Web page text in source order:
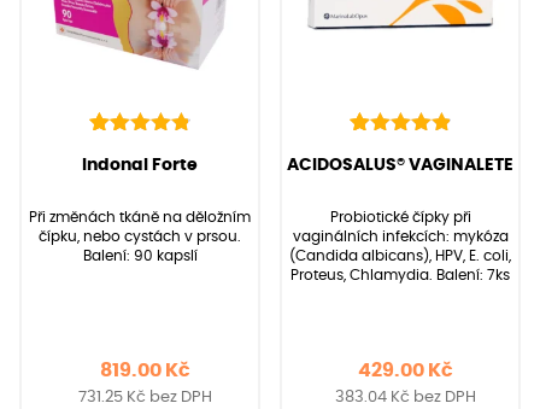
4.90
základě
hodnocení
zákazníků
(Hodnocení:136
Indonal Forte
Při změnách tkáně na děložním
čípku, nebo cystách v prsou.
Balení: 90 kapslí
819.00 Kč
731.25 Kč bez DPH
4.95
základě
hodnocení
zákazníků
(Hodnocení:22)
ACIDOSALUS® VAGINALETE
Probiotické čípky při
vaginálních infekcích: mykóza
(Candida albicans), HPV, E. coli,
Proteus, Chlamydia. Balení: 7ks
429.00 Kč
383.04 Kč bez DPH